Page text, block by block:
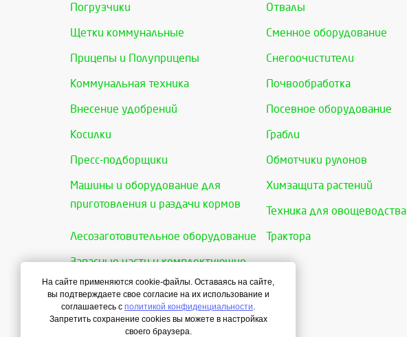
Погрузчики Отвалы
Щетки коммунальные Сменное оборудование
Прицепы и Полуприцепы Снегоочистители
Коммунальная техника Почвообработка
Внесение удобрений Посевное оборудование
Косилки Грабли
Пресс-подборщики Обмотчики рулонов
Машины и оборудование для
приготовления и раздачи кормов
Химзащита растений
Техника для овощеводства
Лесозаготовительное оборудование Трактора
Запасные части и комплектующие
На сайте применяются cookie-файлы. Оставаясь на сайте,
вы подтверждаете свое согласие на их использование и
соглашаетесь с политикой конфиденциальности.
Запретить сохранение cookies вы можете в настройках
своего браузера.